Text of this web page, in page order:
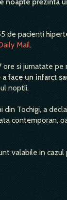
de pacienti
Mail.
si jumatate
face un infarct
noptii.
din Tochigi, a
contemporan,
valabile in